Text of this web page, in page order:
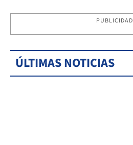
PUBLICIDAD
ÚLTIMAS NOTICIAS